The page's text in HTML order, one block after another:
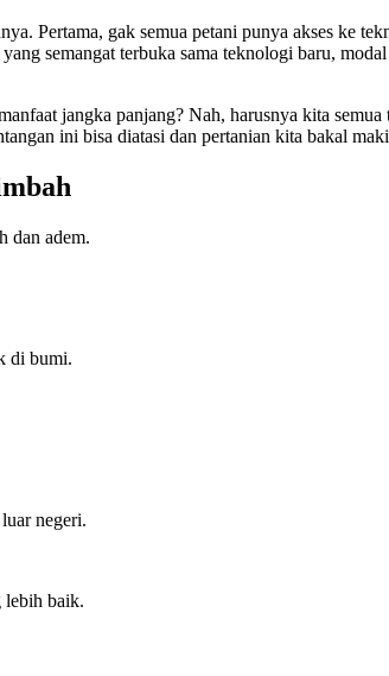
Pertama, gak semua petani punya akses ke
semangat terbuka sama teknologi baru,
jangka panjang? Nah, harusnya kita
ini bisa diatasi dan pertanian kita bakal
dan adem.
di bumi.
negeri.
lebih baik.